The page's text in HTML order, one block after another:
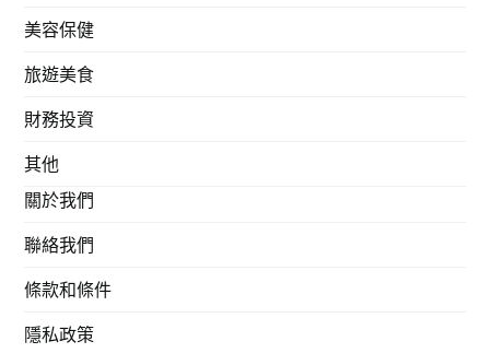
美容保健
旅遊美食
財務投資
其他
關於我們
聯絡我們
條款和條件
隱私政策